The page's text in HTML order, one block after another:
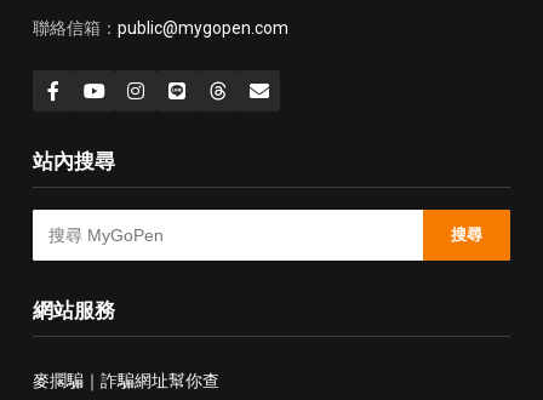
聯絡信箱： public@mygopen.com
站內搜尋
搜尋
網站服務
麥擱騙｜詐騙網址幫你查